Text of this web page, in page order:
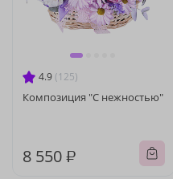
4.9 (125)
Композиция "С нежностью"
8 550 ₽